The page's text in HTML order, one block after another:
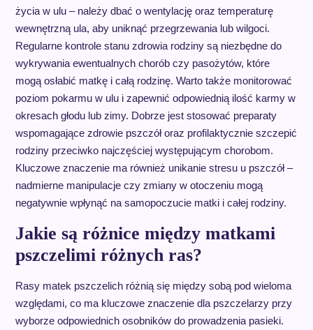
życia w ulu – należy dbać o wentylację oraz temperaturę
wewnętrzną ula, aby uniknąć przegrzewania lub wilgoci.
Regularne kontrole stanu zdrowia rodziny są niezbędne do
wykrywania ewentualnych chorób czy pasożytów, które
mogą osłabić matkę i całą rodzinę. Warto także monitorować
poziom pokarmu w ulu i zapewnić odpowiednią ilość karmy w
okresach głodu lub zimy. Dobrze jest stosować preparaty
wspomagające zdrowie pszczół oraz profilaktycznie szczepić
rodziny przeciwko najczęściej występującym chorobom.
Kluczowe znaczenie ma również unikanie stresu u pszczół –
nadmierne manipulacje czy zmiany w otoczeniu mogą
negatywnie wpłynąć na samopoczucie matki i całej rodziny.
Jakie są różnice między matkami
pszczelimi różnych ras?
Rasy matek pszczelich różnią się między sobą pod wieloma
względami, co ma kluczowe znaczenie dla pszczelarzy przy
wyborze odpowiednich osobników do prowadzenia pasieki.